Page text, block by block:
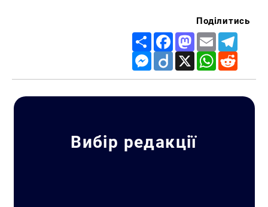
Поділитись
Share FacebookMastodon
Email
Messenger
Diigo X WhatsApp
Вибір редакції